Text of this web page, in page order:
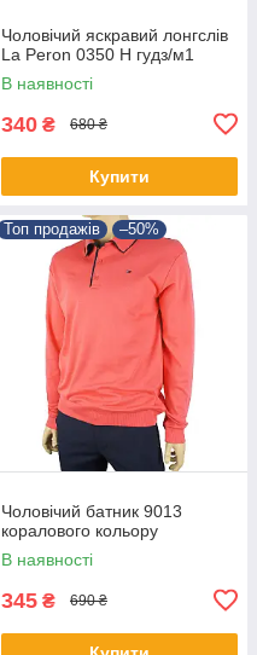
Чоловічий яскравий лонгслів
La Peron 0350 H гудз/м1
В наявності
340 ₴ 680 ₴
Купити
Топ продажів –50%
Чоловічий батник 9013
коралового кольору
В наявності
345 ₴ 690 ₴